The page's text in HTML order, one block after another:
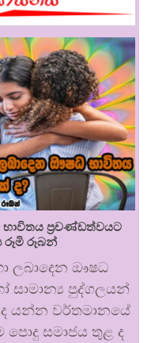
ප්‍රචණ්ඩත්වයට
රූමි රූබන්
ලබාදෙන ඖෂධ
පුද්ගලයන්
යන්න වර්තමානයේ
සමාජය තුළ ද